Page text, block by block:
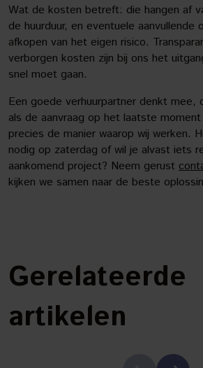
Wat de kosten betreft: die hangen af
de huurduur, en eventuele aanvullende
afkopen van het eigen risico.
verborgen kosten zijn bij ons het
snel moet gaan.
Een goede verhuurpartner denkt mee,
als de aanvraag op het laatste
precies de manier waarop wij werken.
nodig op zaterdag of wil je alvast iets
aankomend project? Neem gerust
kijken we samen naar de beste
Gerelateerde
artikelen